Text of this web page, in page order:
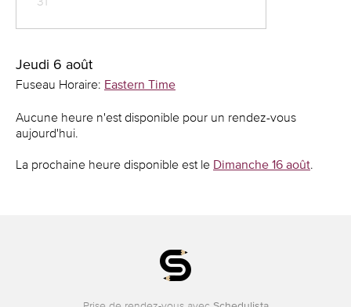
Jeudi 6 août
Fuseau Horaire: Eastern Time
Aucune heure n'est disponible pour un rendez-vous
aujourd'hui.
La prochaine heure disponible est le Dimanche 16 août.